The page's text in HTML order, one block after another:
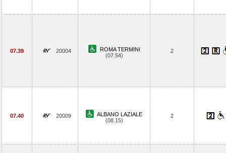
07.39 20004
ROMA TERMINI
(07.54)
2
07.40 20009
ALBANO LAZIALE
(08.15)
2